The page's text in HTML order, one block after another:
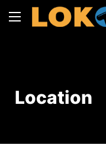
Location